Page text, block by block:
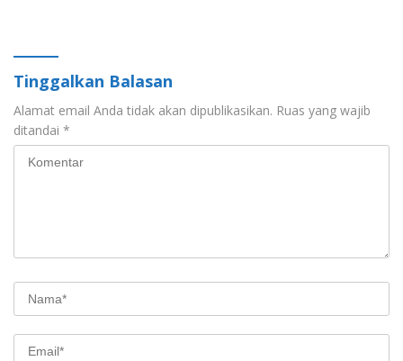
Tinggalkan Balasan
Alamat email Anda tidak akan dipublikasikan. Ruas yang wajib
ditandai *